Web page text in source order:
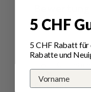
Sprachen
Excellent
5 CHF
5 CHF Rabatt für
Rabatte und